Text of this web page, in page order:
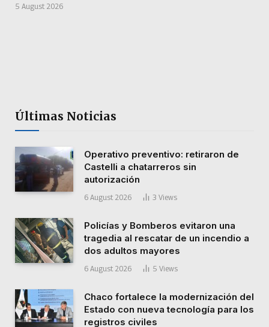
5 August 2026
Últimas Noticias
Operativo preventivo: retiraron de
Castelli a chatarreros sin
autorización
6 August 2026 3 Views
Policías y Bomberos evitaron una
tragedia al rescatar de un incendio a
dos adultos mayores
6 August 2026 5 Views
Chaco fortalece la modernización del
Estado con nueva tecnología para los
registros civiles